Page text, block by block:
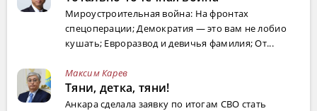
Мироустроительная война: На фронтах
спецоперации; Демократия — это вам не лобио
кушать; Евроразвод и девичья фамилия; От...
Максим Карев
Тяни, детка, тяни!
Анкара сделала заявку по итогам СВО стать